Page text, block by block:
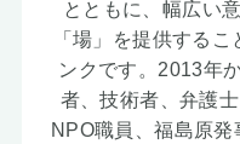
とともに、幅広い
「場」を提供する
ンクです。2013年
者、技術者、弁護
NPO職員、福島原